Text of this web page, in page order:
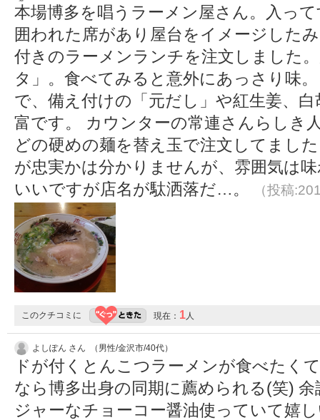
本場博多を唱うラーメン屋さん。入っ
囲われた席があり屋台をイメージした
付きのラーメンランチを注文しました
タ」。食べてみると意外にあっさり味
で、備え付けの「元だし」や紅生姜、
富です。 カウンターの常連さんらしき
どの硬めの麺を替え玉で注文してまし
が忠実かは分かりませんが、雰囲気は
いいですが店名が駄洒落だ…。
（投稿
このクチコミに 現在： 1人
よしぽん さん （男性/金沢市/40代）
ドが付くとんこつラーメンが食べたく
なら博多出身の同期に薦められる(笑)
ジャーなチョーコー醤油使っていて嬉